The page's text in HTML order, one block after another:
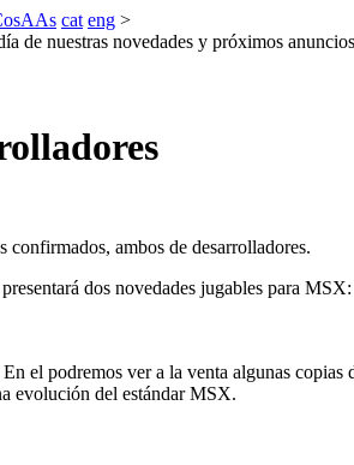
cat eng >
de nuestras novedades y próximos
confirmados, ambos de desarrolladores.
dos novedades jugables para MSX:
En el podremos ver a la venta algunas copias
evolución del estándar MSX.